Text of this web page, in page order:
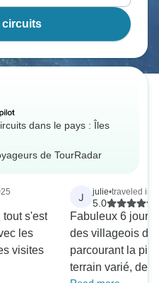
circuits
dans le pays : Îles
de TourRadar
tout s'est
les
visites
J julie•traveled in
5.0
Fabuleux 6 jours
des villageois du
parcourant la
terrain varié, des